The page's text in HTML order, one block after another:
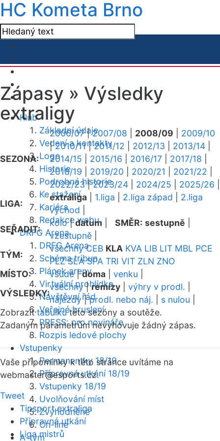
HC Kometa Brno
Klub
Základní údaje
Vedení a kontakty
Logo
Historie
Podrobná historie
Ke stažení
Kariéra
Redakce webu
DRFG Arena
DRFG Arena
Schéma tribun
Plánek areny
Virtuální prohlídka
Návštěvní řád
Veřejné bruslení
PRESS: pro novináře
Rozpis ledové plochy
Vstupenky
Permanentky 18/19
Přípravná utkání 18/19
Vstupenky 18/19
Uvolňování míst
Zvýhodněné
On-line
A-tým
Zápasy » Výsledky
extraligy
SEZONA:
2006/07|2007/08 2008/09
2009/10
|2010/11|2011/12 2012/13 2013/14
2014/15
2015/16 2016/17 2017/18
2018/19
2019/20 2020/21 2021/22
2022/23|2023/24 2024/25 2025/26
LIGA:
extraliga 1.liga 2.liga západ
2.liga
východ
SEŘADIT:
kolo|datum SMĚR: sestupně
vzestupně
TÝM:
všechny CEB KLA KVA LIB LIT MBL PCE
PLZ SLA SPA TRI VIT ZLN ZNO
MÍSTO:
všude|doma venku
VÝSLEDKY:
všechny|remízy výhry v prodl.
nájezdy|prodl. nebo náj. s nulou
Zobrazittabulkutéto sezóny a soutěže.
Zadaným parametrům nevyhovuje žádný zápas.
Vaše připomínky k této stránce uvítáme na
webmaster@esports.cz.
Tweet
Tipsport extraliga
Přípravná utkání
Liga mistrů